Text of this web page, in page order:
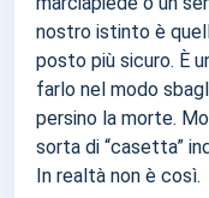
nostro istinto è
posto più sicuro. È
farlo nel modo
persino la morte.
sorta di “casetta”
In realtà non è così.